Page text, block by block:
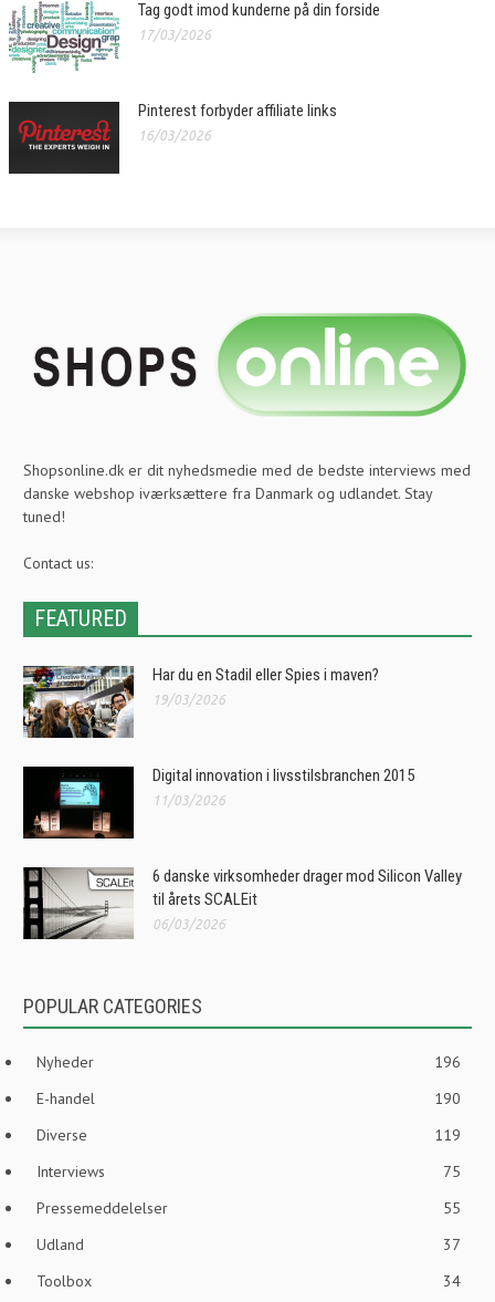
Tag godt imod kunderne på din forside
17/03/2026
Pinterest forbyder affiliate links
16/03/2026
Shopsonline.dk er dit nyhedsmedie med de bedste interviews med
danske webshop iværksættere fra Danmark og udlandet. Stay
tuned!
Contact us:
FEATURED
Har du en Stadil eller Spies i maven?
19/03/2026
Digital innovation i livsstilsbranchen 2015
11/03/2026
6 danske virksomheder drager mod Silicon Valley
til årets SCALEit
06/03/2026
POPULAR CATEGORIES
Nyheder
196
E-handel
190
Diverse
119
Interviews
75
Pressemeddelelser
55
Udland
37
Toolbox
34